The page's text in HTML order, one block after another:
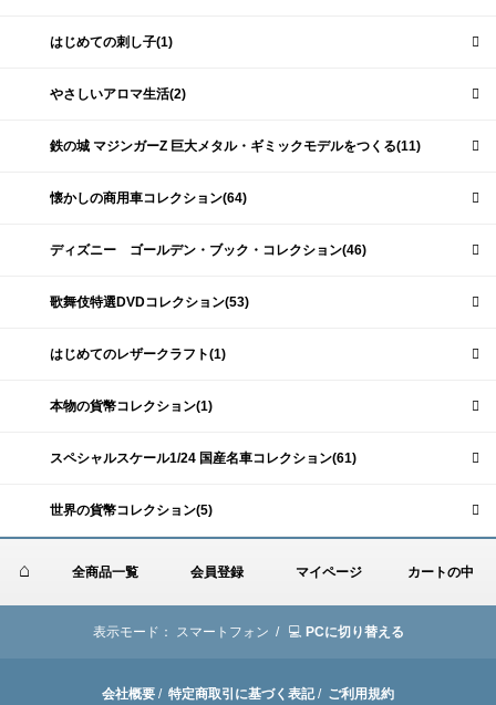
はじめての刺し子(1)
やさしいアロマ生活(2)
鉄の城 マジンガーZ 巨大メタル・ギミックモデルをつくる(11)
懐かしの商用車コレクション(64)
ディズニー ゴールデン・ブック・コレクション(46)
歌舞伎特選DVDコレクション(53)
はじめてのレザークラフト(1)
本物の貨幣コレクション(1)
スペシャルスケール1/24 国産名車コレクション(61)
世界の貨幣コレクション(5)
全商品一覧 会員登録 マイページ カートの中
表示モード： スマートフォン / PCに切り替える
会社概要 / 特定商取引に基づく表記/ ご利用規約